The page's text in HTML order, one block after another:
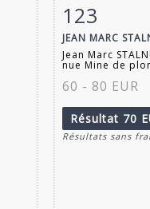
Fiche détaillée
123
JEAN MARC
Jean Marc
nue Mine de
60 - 80 EUR
Résultat 70
Résultats sans